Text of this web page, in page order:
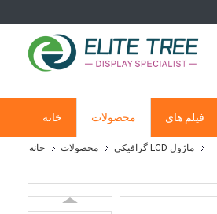
خانه محصولات فیلم های
خانه محصولات ماژول LCD گرافیکی